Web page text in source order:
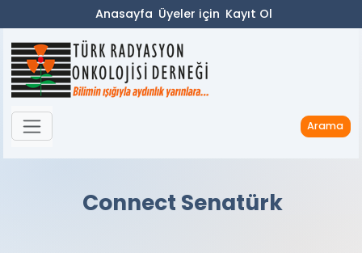
Anasayfa Üyeler için Kayıt Ol
Arama
Connect Senatürk